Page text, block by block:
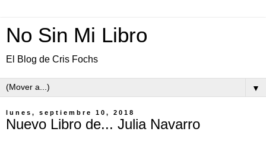
No Sin Mi Libro
El Blog de Cris Fochs
▼
lunes, septiembre 10, 2018
Nuevo Libro de... Julia Navarro